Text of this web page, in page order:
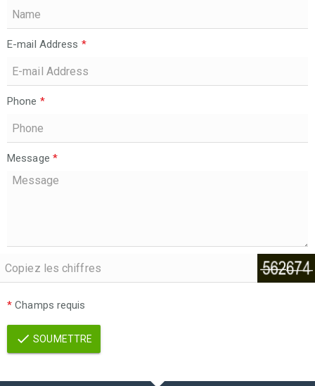
E-mail Address *
Phone *
Message *
* Champs requis
SOUMETTRE